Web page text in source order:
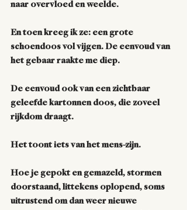
naar overvloed en weelde.
En toen kreeg ik ze: een grote
schoendoos vol vijgen. De eenvoud van
het gebaar raakte me diep.
De eenvoud ook van een zichtbaar
geleefde kartonnen doos, die zoveel
rijkdom draagt.
Het toont iets van het mens-zijn.
Hoe je gepokt en gemazeld, stormen
doorstaand, littekens oplopend, soms
uitrustend om dan weer nieuwe